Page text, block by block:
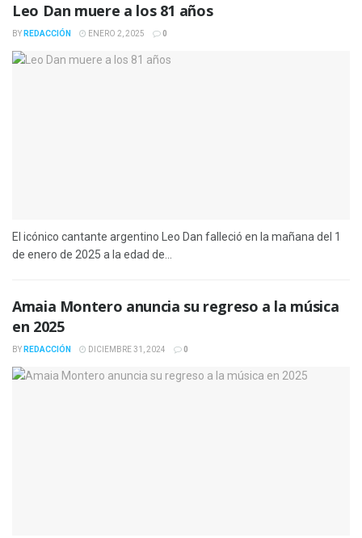
Leo Dan muere a los 81 años
BY REDACCIÓN ENERO 2, 2025 0
El icónico cantante argentino Leo Dan falleció en la mañana del 1
de enero de 2025 a la edad de...
Amaia Montero anuncia su regreso a la música
en 2025
BY REDACCIÓN DICIEMBRE 31, 2024 0